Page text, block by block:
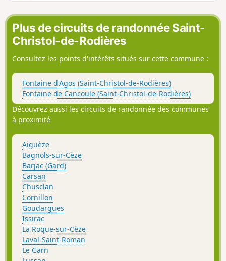
Plus de circuits de randonnée Saint-
Christol-de-Rodières
Consultez les points d'intérêts situés sur cette commune :
Fontaine d'Agos (Saint-Christol-de-Rodières)
Fontaine de Cancoule (Saint-Christol-de-Rodières)
Découvrez aussi les circuits de randonnée des communes
à proximité
Aiguèze
Bagnols-sur-Cèze
Barjac (Gard)
Carsan
Chusclan
Cornillon
Goudargues
Issirac
La Roque-sur-Cèze
Laval-Saint-Roman
Le Garn